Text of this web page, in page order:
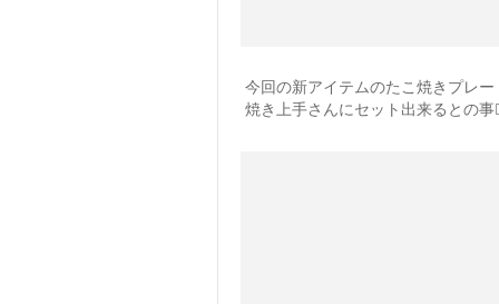
今回の新アイテムのたこ焼きプレー
焼き上手さんにセット出来るとの事